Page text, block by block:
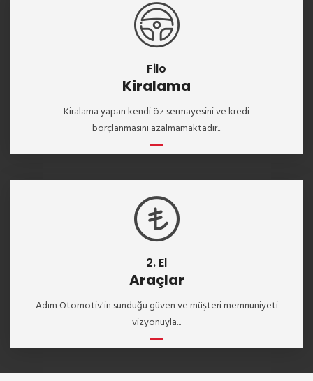
Filo
Kiralama
Kiralama yapan kendi öz sermayesini ve kredi
borçlanmasını azalmamaktadır...
2. El
Araçlar
Adım Otomotiv'in sunduğu güven ve müşteri memnuniyeti
vizyonuyla...